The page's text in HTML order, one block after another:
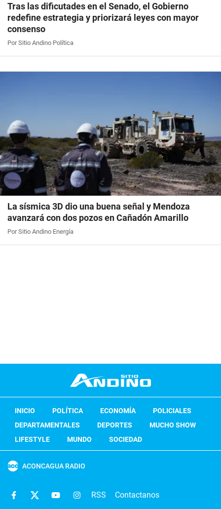
Tras las dificutades en el Senado, el Gobierno
redefine estrategia y priorizará leyes con mayor
consenso
Por Sitio Andino Política
La sísmica 3D dio una buena señal y Mendoza
avanzará con dos pozos en Cañadón Amarillo
Por Sitio Andino Energía
INICIO POLÍTICA ECONOMÍA
POLICIALES
DEPARTAMENTALES
DEPORTES
MUCHO SHOW
LIFESTYLE
MUNDO SOCIEDAD
ACONCAGUA RADIO
RSS Contactanos